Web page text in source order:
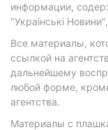
информации,
"Українські
Все материалы,
ссылкой на
дальнейшему
любой форме,
агентства.
Материалы с